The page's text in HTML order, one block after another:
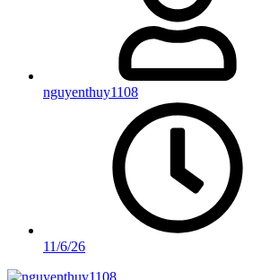
nguyenthuy1108
11/6/26